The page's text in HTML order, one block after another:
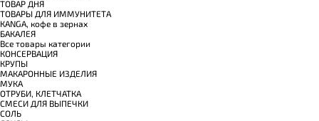
TОВАР ДНЯ
TОВАРЫ ДЛЯ ИММУНИТЕТА
КANGA, кофе в зернах
БАКАЛЕЯ
Все товары категории
КОНСЕРВАЦИЯ
КРУПЫ
МАКАРОННЫЕ ИЗДЕЛИЯ
МУКА
ОТРУБИ, КЛЕТЧАТКА
СМЕСИ ДЛЯ ВЫПЕЧКИ
СОЛЬ